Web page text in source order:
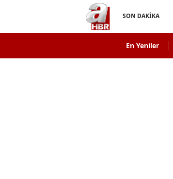
SON DAKİKA
En Yeniler